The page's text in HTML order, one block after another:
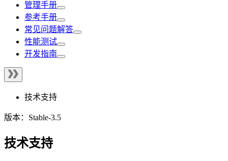
管理手册
参考手册
常见问题解答
性能测试
开发指南
技术支持
版本：Stable-3.5
技术支持